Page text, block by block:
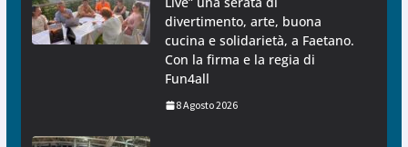
divertimento, arte, buona
cucina e solidarietà, a Faetano.
Con la firma e la regia di
Fun4all
8 Agosto 2026